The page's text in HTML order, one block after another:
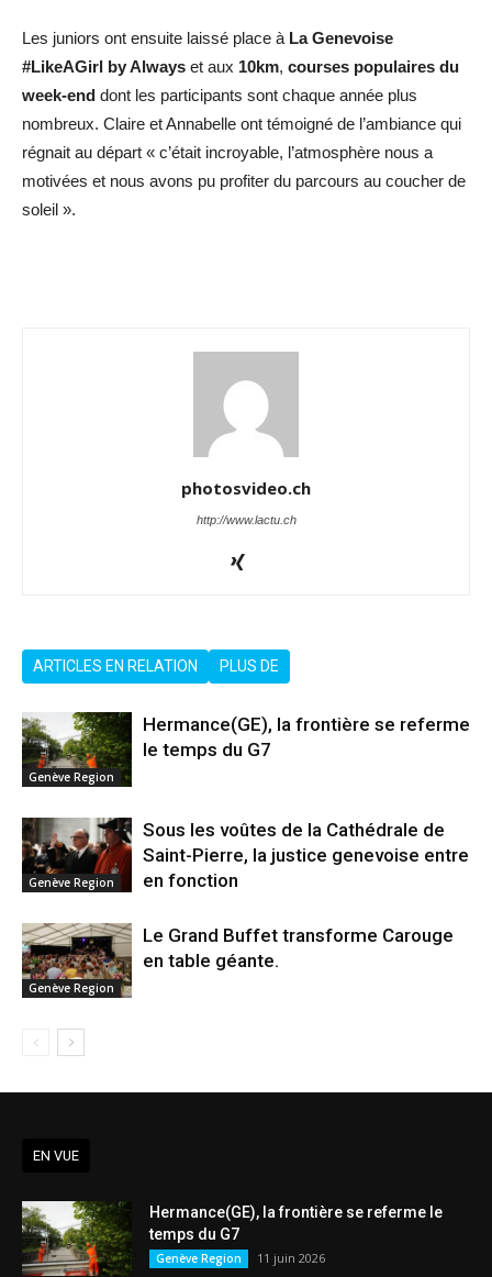
Les juniors ont ensuite laissé place à La Genevoise
#LikeAGirl by Always et aux 10km, courses populaires du
week-end dont les participants sont chaque année plus
nombreux. Claire et Annabelle ont témoigné de l’ambiance qui
régnait au départ « c’était incroyable, l’atmosphère nous a
motivées et nous avons pu profiter du parcours au coucher de
soleil ».
photosvideo.ch
http://www.lactu.ch
ARTICLES EN RELATION PLUS DE
Genève Region
Hermance(GE), la frontière se referme
le temps du G7
Genève Region
Sous les voûtes de la Cathédrale de
Saint-Pierre, la justice genevoise entre
en fonction
Genève Region
Le Grand Buffet transforme Carouge
en table géante.
EN VUE
Hermance(GE), la frontière se referme le
temps du G7
Genève Region 11 juin 2026